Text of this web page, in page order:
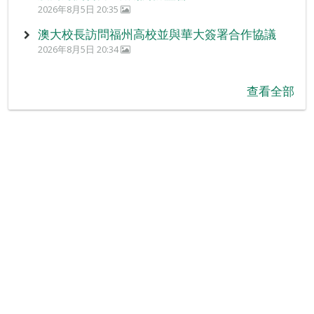
2026年8月5日 20:35
澳大校長訪問福州高校並與華大簽署合作協議
2026年8月5日 20:34
查看全部